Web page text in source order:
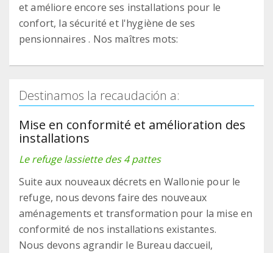
et améliore encore ses installations pour le
confort, la sécurité et l'hygiène de ses
pensionnaires . Nos maîtres mots:
Destinamos la recaudación a:
Mise en conformité et amélioration des
installations
Le refuge lassiette des 4 pattes
Suite aux nouveaux décrets en Wallonie pour le
refuge, nous devons faire des nouveaux
aménagements et transformation pour la mise en
conformité de nos installations existantes.
Nous devons agrandir le Bureau daccueil,